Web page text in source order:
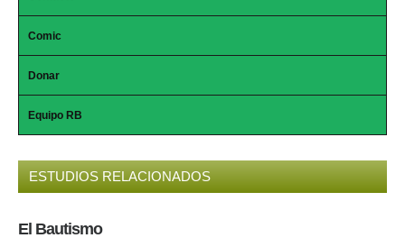
Comic
Donar
Equipo RB
ESTUDIOS RELACIONADOS
El Bautismo